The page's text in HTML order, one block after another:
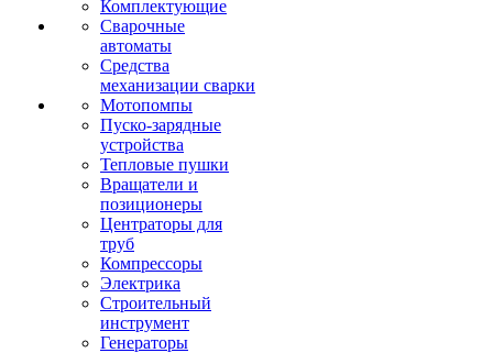
Комплектующие
Сварочные
автоматы
Средства
механизации сварки
Мотопомпы
Пуско-зарядные
устройства
Тепловые пушки
Вращатели и
позиционеры
Центраторы для
труб
Компрессоры
Электрика
Строительный
инструмент
Генераторы